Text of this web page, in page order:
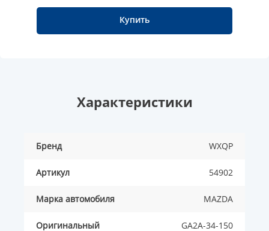
Купить
Характеристики
Бренд WXQP
Артикул 54902
Марка автомобиля MAZDA
Оригинальный
GA2A-34-150